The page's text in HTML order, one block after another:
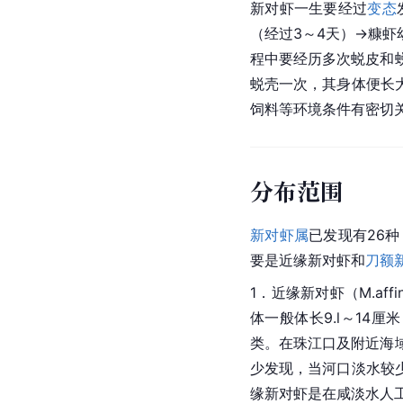
新对虾一生要经过变态
（经过3～4天）→糠虾
程中要经历多次蜕皮和
蜕壳一次，其身体便长
饲料等环境条件有密切
分布范围
新对虾属已发现有26
要是近缘新对虾和刀额
1．近缘新对虾（
体一般体长9.l～14厘
类。在珠江口及附近海
少发现，当河口淡水较
缘新对虾是在咸淡水人